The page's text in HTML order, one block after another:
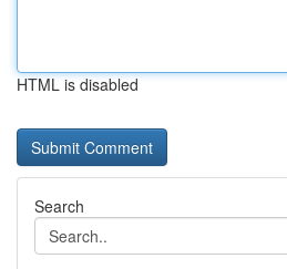
HTML is disabled
Search